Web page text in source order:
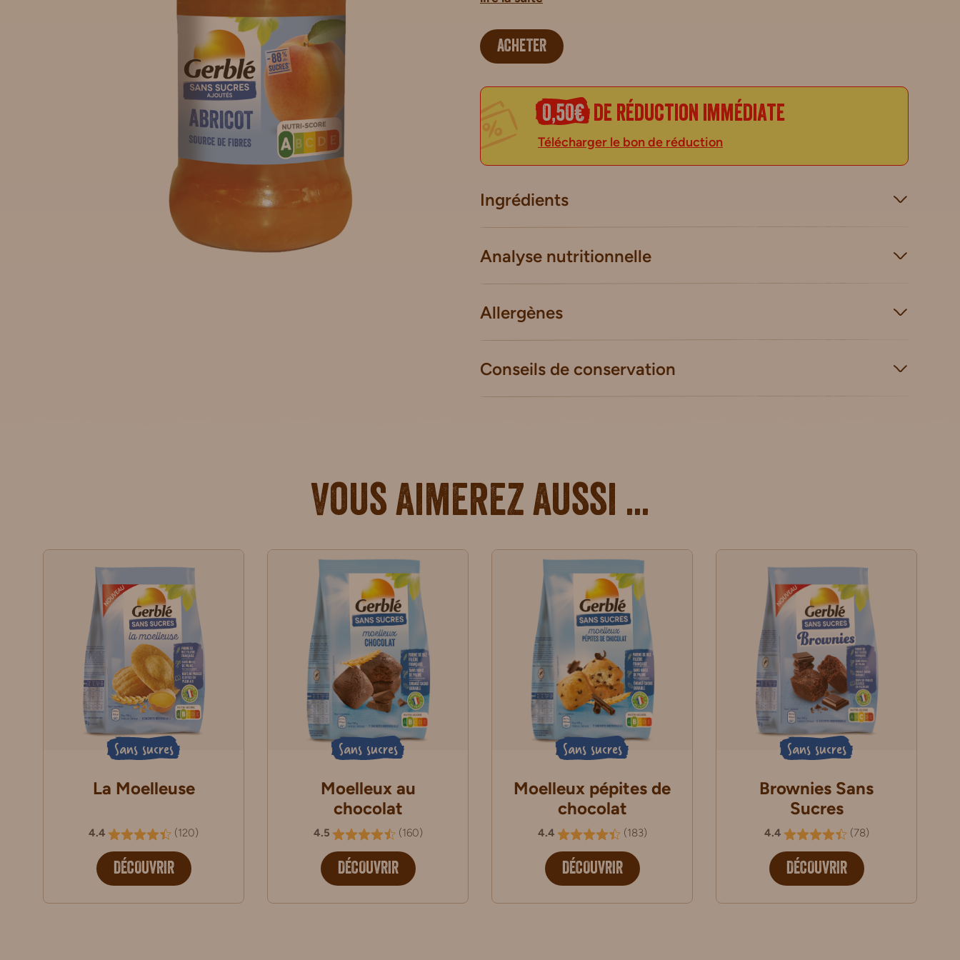
ACHETER
0,50€ de réduction immédiate
Télécharger le bon de réduction
Ingrédients
Analyse nutritionnelle
Allergènes
Conseils de conservation
Vous aimerez aussi ...
Sans sucres
La Moelleuse
4.4 (120)
DÉCOUVRIR
Sans sucres
Moelleux au
chocolat
4.5 (160)
DÉCOUVRIR
Sans sucres
Moelleux pépites de
chocolat
4.4 (183)
DÉCOUVRIR
Sans sucres
Brownies Sans
Sucres
4.4 (78)
DÉCOUVRIR